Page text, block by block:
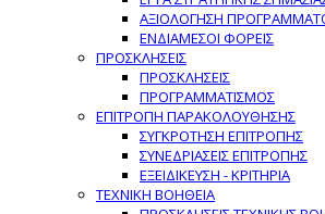
ΑΞΙΟΛΟΓΗΣΗ
ΕΝΔΙΑΜΕΣΟΙ ΦΟΡΕΙΣ
ΠΡΟΣΚΛΗΣΕΙΣ
ΠΡΟΣΚΛΗΣΕΙΣ
ΠΡΟΓΡΑΜΜΑΤΙΣΜΟΣ
ΕΠΙΤΡΟΠΗ ΠΑΡΑΚΟΛΟΥΘΗΣΗΣ
ΣΥΓΚΡΟΤΗΣΗ ΕΠΙΤΡΟΠΗΣ
ΣΥΝΕΔΡΙΑΣΕΙΣ ΕΠΙΤΡΟΠΗΣ
ΕΞΕΙΔΙΚΕΥΣΗ - ΚΡΙΤΗΡΙΑ
ΤΕΧΝΙΚΗ ΒΟΗΘΕΙΑ